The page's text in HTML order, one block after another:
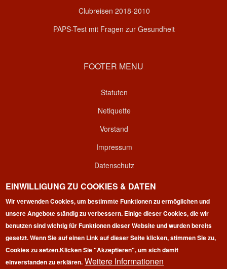
Clubreisen 2018-2010
PAPS-Test mit Fragen zur Gesundheit
FOOTER MENU
Statuten
Netiquette
Vorstand
Impressum
Datenschutz
Kontakt
Login
Copyright © 2026 | 100 Marathon Club Deutschland e.V. | All
EINWILLIGUNG ZU COOKIES & DATEN
Wir verwenden Cookies, um bestimmte Funktionen zu ermöglichen und
unsere Angebote ständig zu verbessern. Einige dieser Cookies, die wir
benutzen sind wichtig für Funktionen dieser Website und wurden bereits
gesetzt. Wenn Sie auf einen Link auf dieser Seite klicken, stimmen Sie zu,
Cookies zu setzen.Klicken Sie "Akzeptieren", um sich damit
einverstanden zu erklären. Weitere Informationen